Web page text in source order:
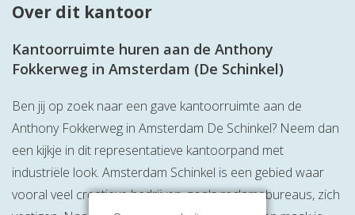
Over dit kantoor
Kantoorruimte huren aan de Anthony
Fokkerweg in Amsterdam (De Schinkel)
Ben jij op zoek naar een gave kantoorruimte aan de
Anthony Fokkerweg in Amsterdam De Schinkel? Neem dan
een kijkje in dit representatieve kantoorpand met
industriële look. Amsterdam Schinkel is een gebied waar
vooral veel creatieve bedrijven, zoals reclamebureaus, zich